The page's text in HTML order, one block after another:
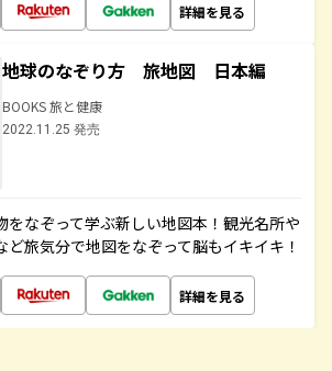
詳細を見る
地球のなぞり方 旅地図 日本編
BOOKS 旅と健康
2022.11.25 発売
をなぞって学ぶ新しい地図本！観光名所や
ど旅気分で地図をなぞって脳もイキイキ！
詳細を見る